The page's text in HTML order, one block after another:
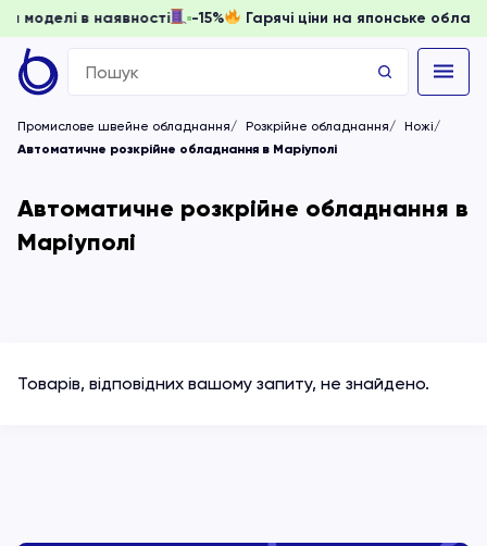
моделі в наявності -15% Гарячі ціни на японське
Search
for:
Промислове швейне обладнання Розкрійне обладнання
Ножі
Автоматичне розкрійне обладнання в Маріуполі
Автоматичне розкрійне обладнання в
Маріуполі
Товарів, відповідних вашому запиту, не знайдено.